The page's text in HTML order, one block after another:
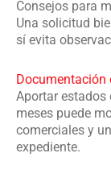
Consejos para
Una solicitud
sí evita
Documentación
Aportar estados
meses puede
comerciales y
expediente.